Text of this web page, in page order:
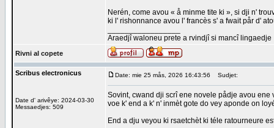
Nerén, come avou « å minme tite ki », si dji n'
ki l' rishonnance avou l' francès s' a fwait pår d'
Araedjî waloneu prete a rvindjî si mancî lingaedje
Rivni al copete
Scribus electronicus
Date d' arivêye: 2024-03-30
Messaedjes: 509
Date: mie 25 mås, 2026 16:43:56 Sudjet:
Sovint, cwand dji scrî ene novele pådje avou
voe k' end a k' n' inmèt gote do vey aponde on
End a dju veyou ki rsaetchèt ki téle ratourneure